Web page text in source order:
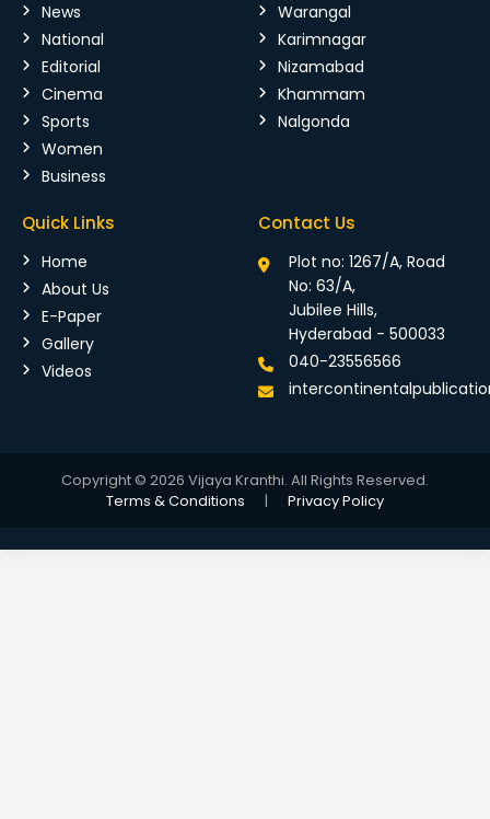
News
National
Editorial
Cinema
Sports
Women
Business
Warangal
Karimnagar
Nizamabad
Khammam
Nalgonda
Quick Links
Home
About Us
E-Paper
Gallery
Videos
Contact Us
Plot no: 1267/A, Road
No: 63/A,
Jubilee Hills,
Hyderabad - 500033
040-23556566
Copyright © 2026 Vijaya Kranthi. All Rights Reserved.
Terms & Conditions
| Privacy Policy